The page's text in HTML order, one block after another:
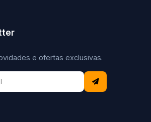
e ofertas exclusivas.